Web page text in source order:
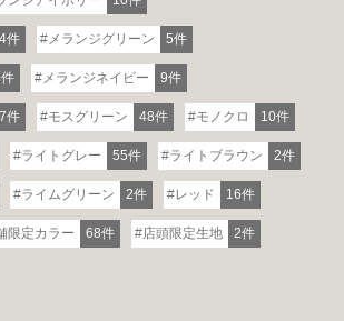
4件 メランジグリーン 5件
メランジネイビー 9件
7件 モスグリーン 48件 モノクロ 10件
ライトグレー 55件 ライトブラウン 2件
ライムグリーン 2件 レッド 16件
限定カラー 68件 店頭限定生地 2件